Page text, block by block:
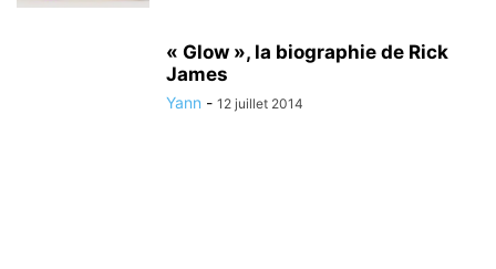
« Glow », la biographie de Rick
James
Yann - 12 juillet 2014